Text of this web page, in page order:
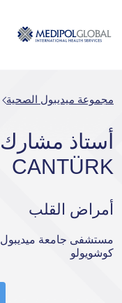
مجموعة ميديبول الصحية
CANTÜRK
أمراض القلب
مستشفى جامعة
كوشويولو